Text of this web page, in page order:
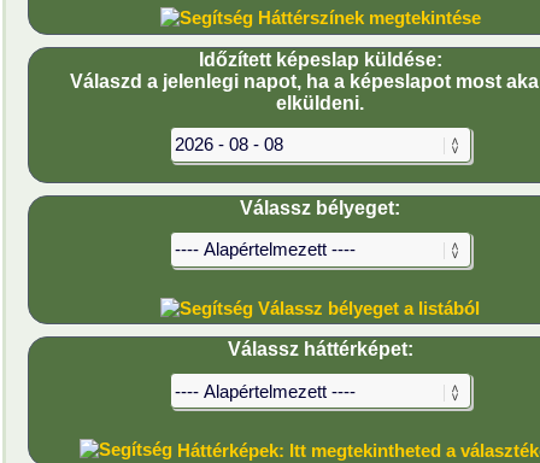
Háttérszínek megtekintése
Időzített képeslap küldése:
Válaszd a jelenlegi napot, ha a képeslapot most
elküldeni.
Válassz bélyeget:
Válassz bélyeget a listából
Válassz háttérképet:
Háttérképek: Itt megtekintheted a